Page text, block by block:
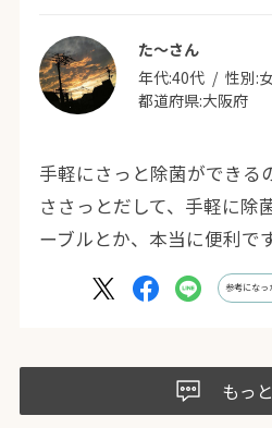
た～さん
年代:40代 性別:
都道府県:大阪府
手軽にさっと除菌ができる
ささっとだして、手軽に除
ーブルとか、本当に便利です
参考になっ
もっ